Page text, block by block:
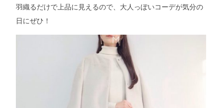
羽織るだけで上品に見えるので、大人っぽいコーデが気分の
日にぜひ！